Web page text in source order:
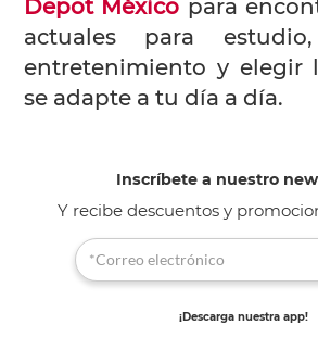
Depot México para
actuales para
entretenimiento y elegir
se adapte a tu día a día.
Inscríbete a nuestro
Y recibe descuentos y
¡Descarga nuestra app!